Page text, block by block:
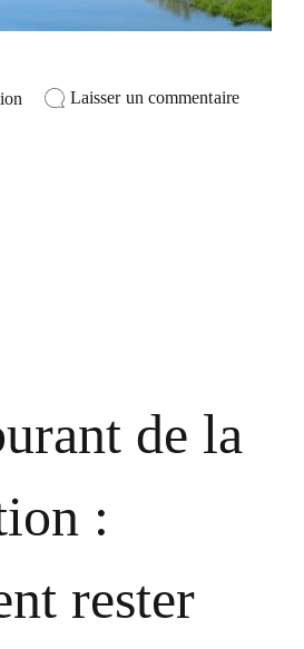
Laisser un commentairesur
de la
:
rester